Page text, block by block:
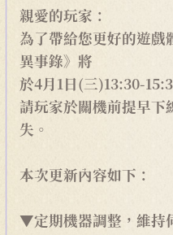
親愛的玩家：
為了帶給您更好的遊戲
異事錄》將
於4月1日(三)13:30-
請玩家於關機前提早下
失。
本次更新內容如下：
▼定期機器調整，維持